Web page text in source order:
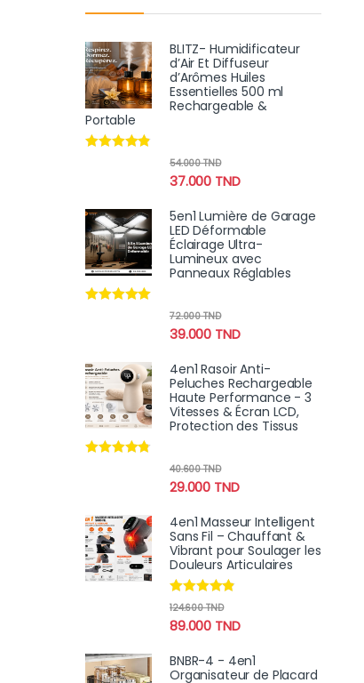
BLITZ- Humidificateur
d’Air Et Diffuseur
d’Arômes Huiles
Essentielles 500 ml
Rechargeable &
Portable
37.000 TND
54.000TND
5en1 Lumière de Garage
LED Déformable
Éclairage Ultra-
Lumineux avec
Panneaux Réglables
39.000 TND
72.000TND
4en1 Rasoir Anti-
Peluches Rechargeable
Haute Performance - 3
Vitesses & Écran LCD,
Protection des Tissus
29.000 TND
40.600TND
4en1 Masseur Intelligent
Sans Fil – Chauffant &
Vibrant pour Soulager les
Douleurs Articulaires
Note4.67
89.000 TND
124.600TND
BNBR-4 - 4en1
Organisateur de Placard